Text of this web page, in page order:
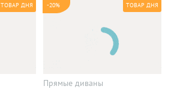
ТОВАР ДНЯ -20% ТОВАР ДНЯ
Прямые диваны